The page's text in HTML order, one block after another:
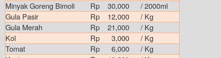
Minyak Goreng Bimoli
Rp 30,000
/ 2000ml
Gula Pasir
Rp 12,000
/ Kg
Gula Merah
Rp 21,000
/ Kg
Kol
Rp 3,000
/ Kg
Tomat
Rp 6,000
/ Kg